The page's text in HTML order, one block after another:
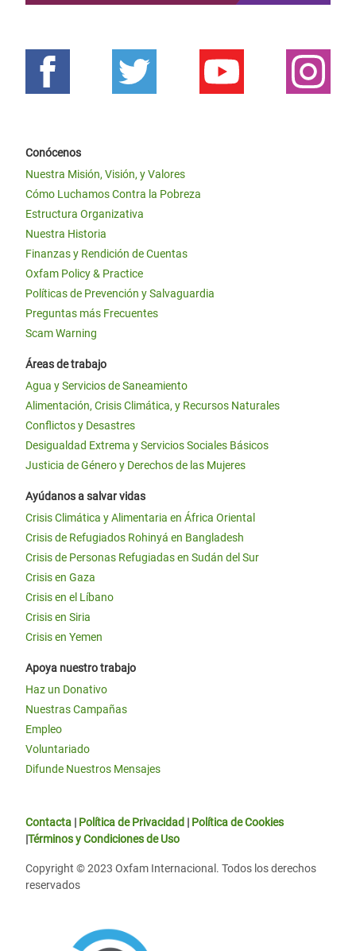
Conócenos
Nuestra Misión, Visión, y Valores
Cómo Luchamos Contra la Pobreza
Estructura Organizativa
Nuestra Historia
Finanzas y Rendición de Cuentas
Oxfam Policy & Practice
Políticas de Prevención y Salvaguardia
Preguntas más Frecuentes
Scam Warning
Áreas de trabajo
Agua y Servicios de Saneamiento
Alimentación, Crisis Climática, y Recursos Naturales
Conflictos y Desastres
Desigualdad Extrema y Servicios Sociales Básicos
Justicia de Género y Derechos de las Mujeres
Ayúdanos a salvar vidas
Crisis Climática y Alimentaria en África Oriental
Crisis de Refugiados Rohinyá en Bangladesh
Crisis de Personas Refugiadas en Sudán del Sur
Crisis en Gaza
Crisis en el Líbano
Crisis en Siria
Crisis en Yemen
Apoya nuestro trabajo
Haz un Donativo
Nuestras Campañas
Empleo
Voluntariado
Difunde Nuestros Mensajes
Contacta | Política de Privacidad | Política de Cookies
|Términos y Condiciones de Uso
Copyright © 2023 Oxfam Internacional. Todos los derechos
reservados